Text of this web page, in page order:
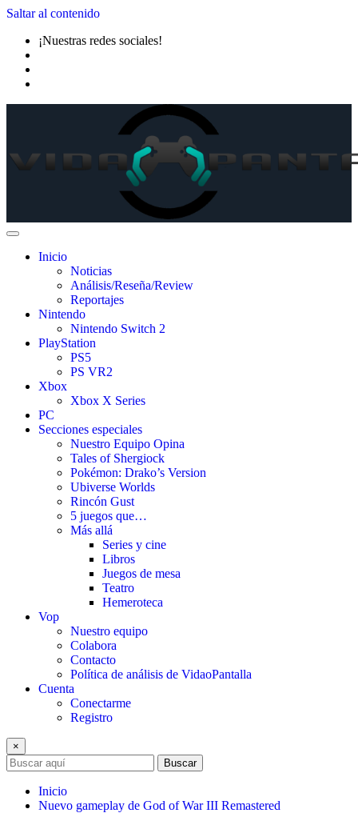
Saltar al contenido
¡Nuestras redes sociales!
Inicio
Noticias
Análisis/Reseña/Review
Reportajes
Nintendo
Nintendo Switch 2
PlayStation
PS5
PS VR2
Xbox
Xbox X Series
PC
Secciones especiales
Nuestro Equipo Opina
Tales of Shergiock
Pokémon: Drako’s Version
Ubiverse Worlds
Rincón Gust
5 juegos que…
Más allá
Series y cine
Libros
Juegos de mesa
Teatro
Hemeroteca
Vop
Nuestro equipo
Colabora
Contacto
Política de análisis de VidaoPantalla
Cuenta
Conectarme
Registro
×
Buscar
Inicio
Nuevo gameplay de God of War III Remastered